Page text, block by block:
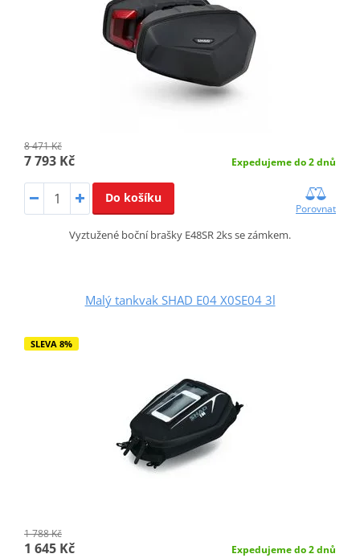
8 471 Kč
7 793 Kč Expedujeme do 2 dnů
Do košíku
Porovnat
Vyztužené boční brašky E48SR 2ks se zámkem.
Malý tankvak SHAD E04 X0SE04 3l
SLEVA 8%
1 788 Kč
1 645 Kč Expedujeme do 2 dnů